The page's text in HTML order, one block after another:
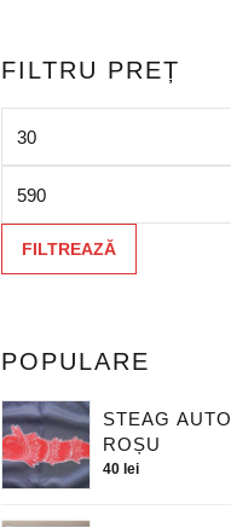
FILTRU PREȚ
FILTREAZĂ
POPULARE
STEAG
ROȘU
40 lei